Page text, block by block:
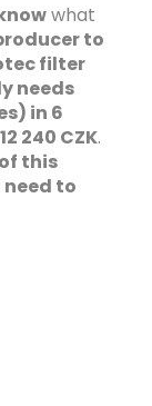
what
to
filter
needs
in 6
12 240 CZK.
this
to